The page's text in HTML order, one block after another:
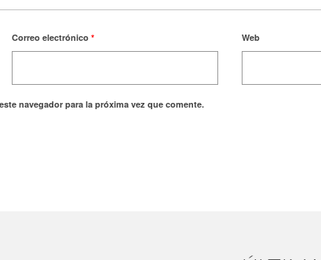
Correo electrónico* Web
navegador para la próxima vez que comente.